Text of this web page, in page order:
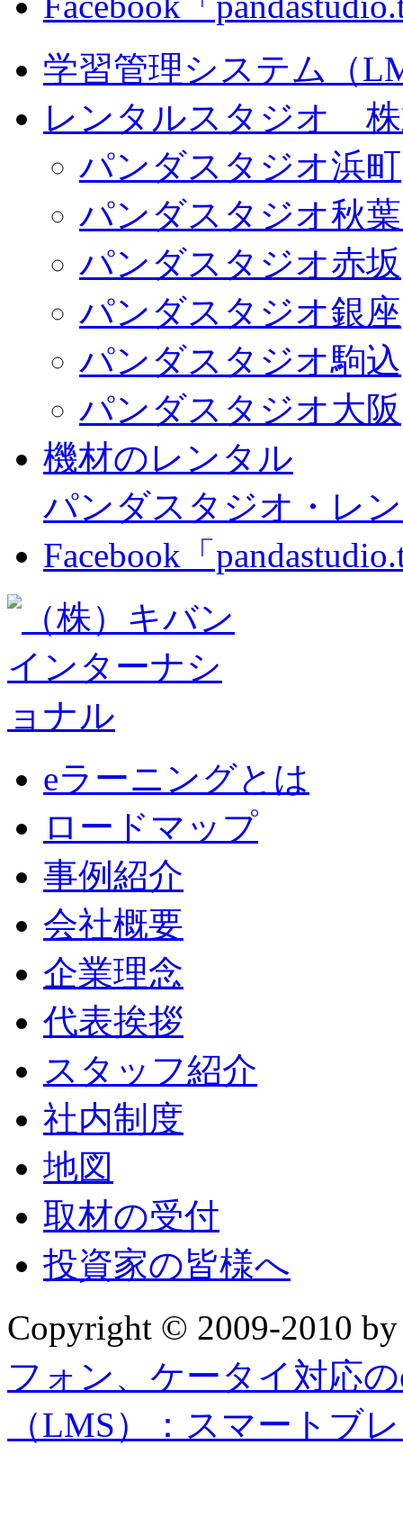
学習管理システム（
レンタルスタジオ 株
パンダスタジオ浜町
パンダスタジオ秋
パンダスタジオ赤坂
パンダスタジオ銀座
パンダスタジオ駒込
パンダスタジオ大阪
機材のレンタル
パンダスタジオ・レ
Facebook「
eラーニングとは
ロードマップ
事例紹介
会社概要
企業理念
代表挨拶
スタッフ紹介
社内制度
地図
取材の受付
投資家の皆様へ
Copyright © 2009-2010
フォン、ケータイ対応
（LMS）：スマートブ